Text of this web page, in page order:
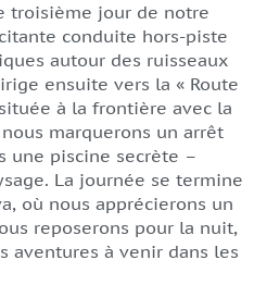
troisième jour de notre
conduite hors-piste
autour des ruisseaux
ensuite vers la « Route
à la frontière avec la
marquerons un arrêt
une piscine secrète –
La journée se termine
où nous apprécierons un
reposerons pour la nuit,
aventures à venir dans les